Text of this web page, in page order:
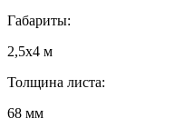
Габариты:
2,5х4 м
Толщина листа:
68 мм